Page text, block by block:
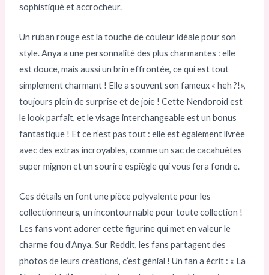
sophistiqué et accrocheur.
Un ruban rouge est la touche de couleur idéale pour son
style. Anya a une personnalité des plus charmantes : elle
est douce, mais aussi un brin effrontée, ce qui est tout
simplement charmant ! Elle a souvent son fameux « heh ?!»,
toujours plein de surprise et de joie ! Cette Nendoroid est
le look parfait, et le visage interchangeable est un bonus
fantastique ! Et ce n’est pas tout : elle est également livrée
avec des extras incroyables, comme un sac de cacahuètes
super mignon et un sourire espiègle qui vous fera fondre.
Ces détails en font une pièce polyvalente pour les
collectionneurs, un incontournable pour toute collection !
Les fans vont adorer cette figurine qui met en valeur le
charme fou d’Anya. Sur Reddit, les fans partagent des
photos de leurs créations, c’est génial ! Un fan a écrit : « La